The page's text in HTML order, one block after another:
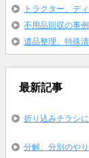
トラクター、デ
不用品回収の事例
遺品整理、特殊
最新記事
折り込みチラシ
分解、分別のや